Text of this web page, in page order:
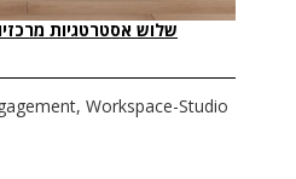
Workspace-Studio
שלוש אסטרטגיות